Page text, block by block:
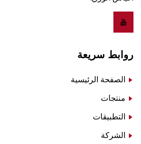
روابط سريعة
الصفحة الرئيسية
منتجات
التطبيقات
الشركة